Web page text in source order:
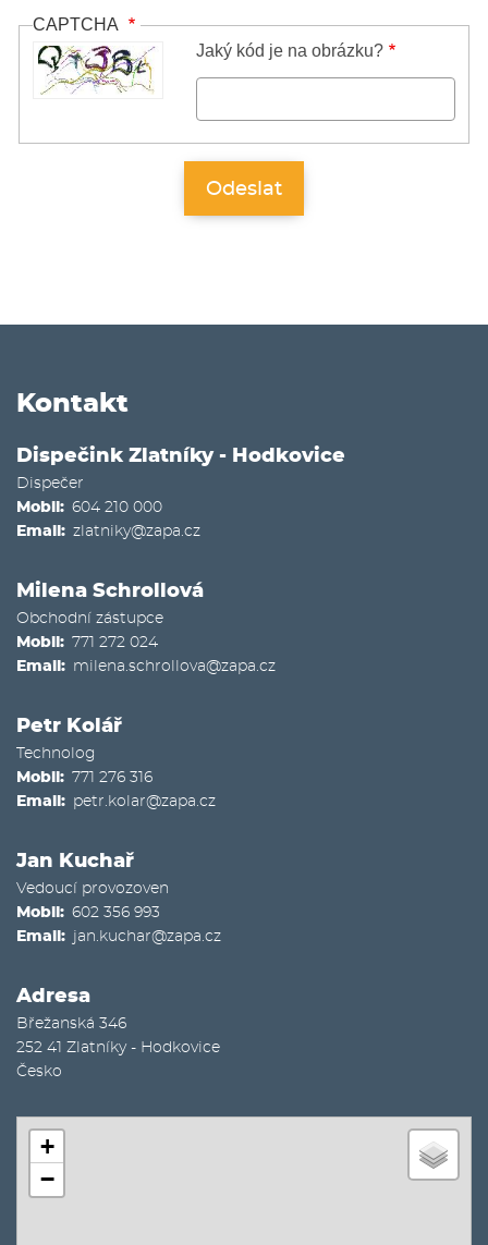
CAPTCHA
Jaký kód je na obrázku?
Kontakt
Dispečink Zlatníky - Hodkovice
Dispečer
Mobil
604 210 000
Email
zlatniky@zapa.cz
Milena Schrollová
Obchodní zástupce
Mobil
771 272 024
Email
milena.schrollova@zapa.cz
Petr Kolář
Technolog
Mobil
771 276 316
Email
petr.kolar@zapa.cz
Jan Kuchař
Vedoucí provozoven
Mobil
602 356 993
Email
jan.kuchar@zapa.cz
Adresa
Břežanská 346
252 41 Zlatníky - Hodkovice
Česko
+
−